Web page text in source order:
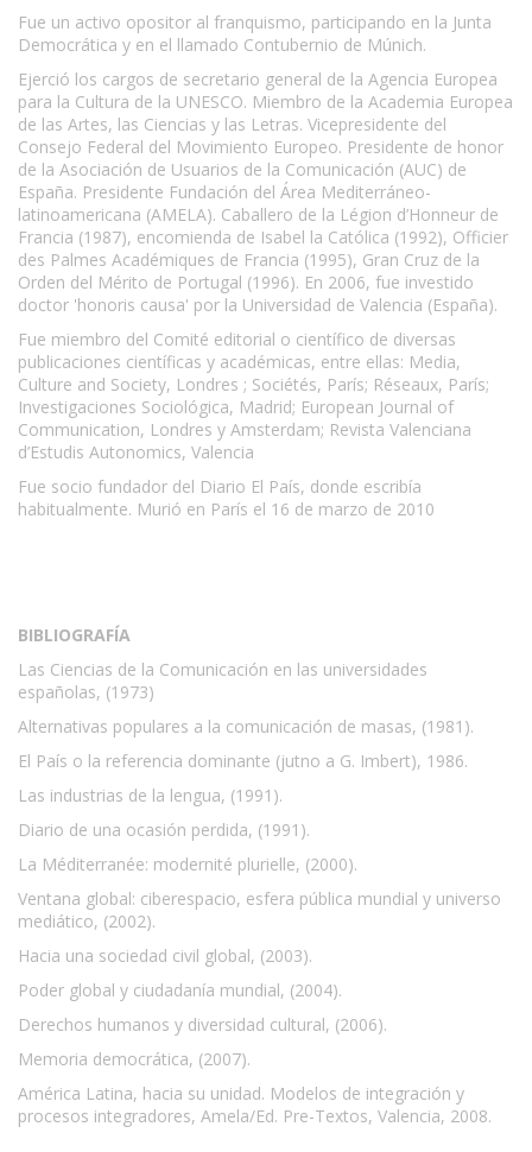
Fue un activo opositor al franquismo, participando en la Junta
Democrática y en el llamado Contubernio de Múnich.
Ejerció los cargos de secretario general de la Agencia Europea
para la Cultura de la UNESCO. Miembro de la Academia Europea
de las Artes, las Ciencias y las Letras. Vicepresidente del
Consejo Federal del Movimiento Europeo. Presidente de honor
de la Asociación de Usuarios de la Comunicación (AUC) de
España. Presidente Fundación del Área Mediterráneo-
latinoamericana (AMELA). Caballero de la Légion d’Honneur de
Francia (1987), encomienda de Isabel la Católica (1992), Officier
des Palmes Académiques de Francia (1995), Gran Cruz de la
Orden del Mérito de Portugal (1996). En 2006, fue investido
doctor 'honoris causa' por la Universidad de Valencia (España).
Fue miembro del Comité editorial o científico de diversas
publicaciones científicas y académicas, entre ellas: Media,
Culture and Society, Londres ; Sociétés, París; Réseaux, París;
Investigaciones Sociológica, Madrid; European Journal of
Communication, Londres y Amsterdam; Revista Valenciana
d’Estudis Autonomics, Valencia
Fue socio fundador del Diario El País, donde escribía
habitualmente. Murió en París el 16 de marzo de 2010
BIBLIOGRAFÍA
Las Ciencias de la Comunicación en las universidades
españolas, (1973)
Alternativas populares a la comunicación de masas, (1981).
El País o la referencia dominante (jutno a G. Imbert), 1986.
Las industrias de la lengua, (1991).
Diario de una ocasión perdida, (1991).
La Méditerranée: modernité plurielle, (2000).
Ventana global: ciberespacio, esfera pública mundial y universo
mediático, (2002).
Hacia una sociedad civil global, (2003).
Poder global y ciudadanía mundial, (2004).
Derechos humanos y diversidad cultural, (2006).
Memoria democrática, (2007).
América Latina, hacia su unidad. Modelos de integración y
procesos integradores, Amela/Ed. Pre-Textos, Valencia, 2008.